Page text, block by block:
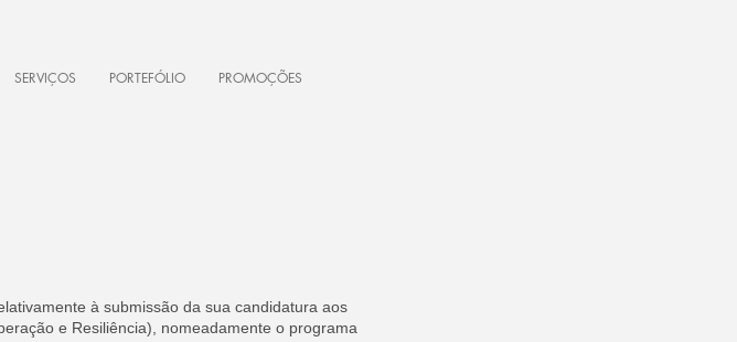
SERVIÇOS PORTEFÓLIO PROMOÇÕES
à submissão da sua candidatura aos
e Resiliência), nomeadamente o programa